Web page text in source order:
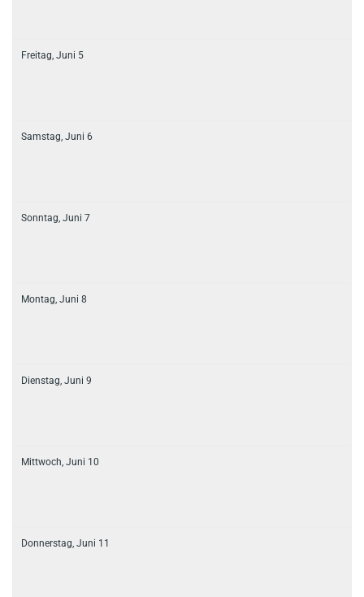
Freitag, Juni 5
Samstag, Juni 6
Sonntag, Juni 7
Montag, Juni 8
Dienstag, Juni 9
Mittwoch, Juni 10
Donnerstag, Juni 11